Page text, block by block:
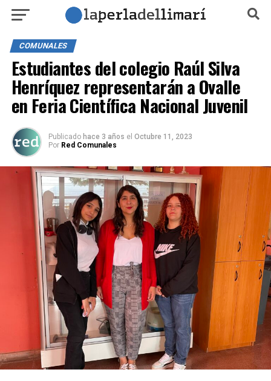
COMUNALES
Estudiantes del colegio Raúl Silva
Henríquez representarán a Ovalle
en Feria Científica Nacional Juvenil
Publicado hace 3 años el Octubre 11, 2023
Por Red Comunales